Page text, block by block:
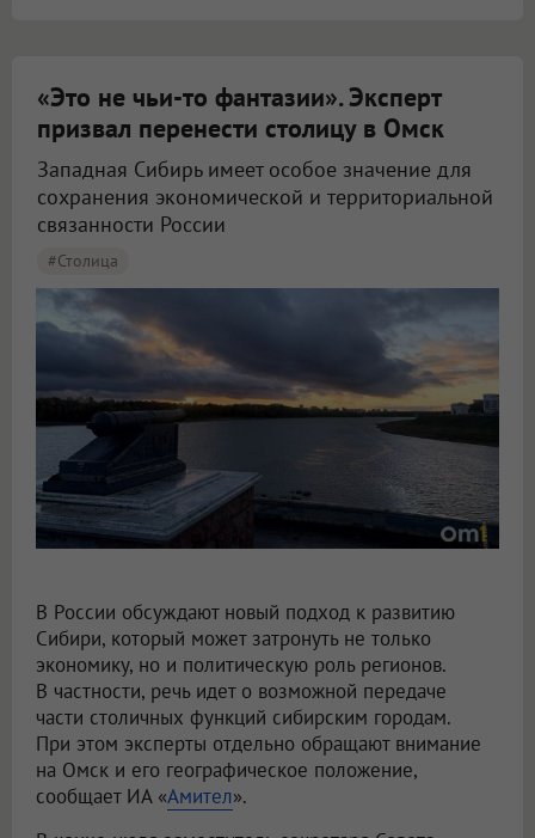
«Это не чьи-то фантазии». Эксперт
призвал перенести столицу в Омск
Западная Сибирь имеет особое значение для
сохранения экономической и территориальной
связанности России
#столица
В России обсуждают новый подход к развитию
Сибири, который может затронуть не только
экономику, но и политическую роль регионов.
В частности, речь идет о возможной передаче
части столичных функций сибирским городам.
При этом эксперты отдельно обращают внимание
на Омск и его географическое положение,
сообщает ИА «Амител».